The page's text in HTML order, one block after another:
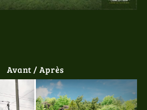
Avant / Après